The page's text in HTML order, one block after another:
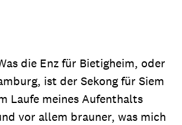
die Enz für Bietigheim, oder
ist der Sekong für Siem
Laufe meines Aufenthalts
vor allem brauner, was mich